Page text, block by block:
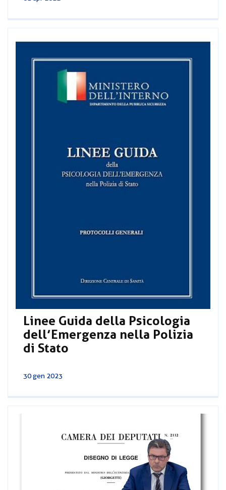
Linee Guida della Psicologia
dell’Emergenza nella Polizia
di Stato
30 gen 2023